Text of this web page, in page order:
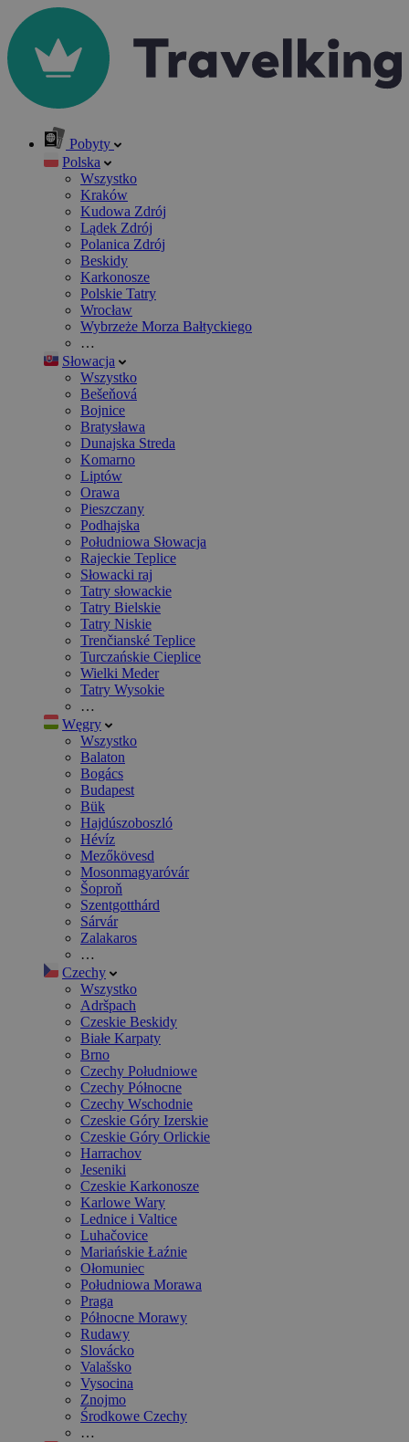
Pobyty
Polska
Wszystko
Kraków
Kudowa Zdrój
Lądek Zdrój
Polanica Zdrój
Beskidy
Karkonosze
Polskie Tatry
Wrocław
Wybrzeże Morza Bałtyckiego
…
Słowacja
Wszystko
Bešeňová
Bojnice
Bratysława
Dunajska Streda
Komarno
Liptów
Orawa
Pieszczany
Podhajska
Południowa Słowacja
Rajeckie Teplice
Słowacki raj
Tatry słowackie
Tatry Bielskie
Tatry Niskie
Trenčianské Teplice
Turczańskie Cieplice
Wielki Meder
Tatry Wysokie
…
Węgry
Wszystko
Balaton
Bogács
Budapest
Bük
Hajdúszoboszló
Hévíz
Mezőkövesd
Mosonmagyaróvár
Šoproň
Szentgotthárd
Sárvár
Zalakaros
…
Czechy
Wszystko
Adršpach
Czeskie Beskidy
Białe Karpaty
Brno
Czechy Południowe
Czechy Północne
Czechy Wschodnie
Czeskie Góry Izerskie
Czeskie Góry Orlickie
Harrachov
Jeseniki
Czeskie Karkonosze
Karlowe Wary
Lednice i Valtice
Luhačovice
Mariańskie Łaźnie
Ołomuniec
Południowa Morawa
Praga
Północne Morawy
Rudawy
Slovácko
Valašsko
Vysocina
Znojmo
Środkowe Czechy
…